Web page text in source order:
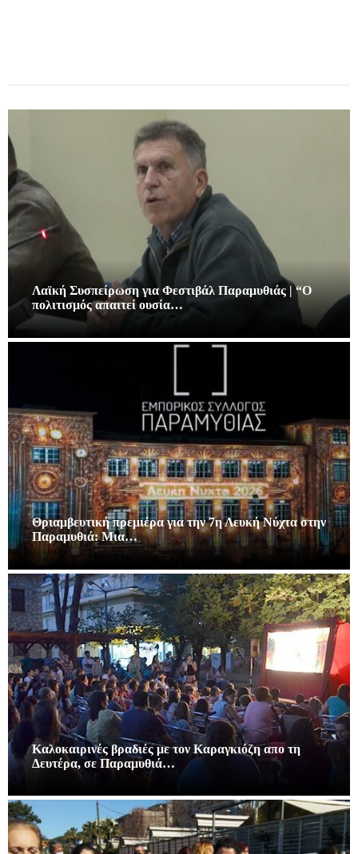
Λαϊκή Συσπείρωση για Φεστιβάλ Παραμυθιάς | “Ο
πολιτισμός απαιτεί ουσία…
Θριαμβευτική πρεμιέρα για την 7η Λευκή Νύχτα στην
Παραμυθιά: Μια…
Καλοκαιρινές βραδιές με τον Καραγκιόζη απο τη
Δευτέρα, σε Παραμυθιά…